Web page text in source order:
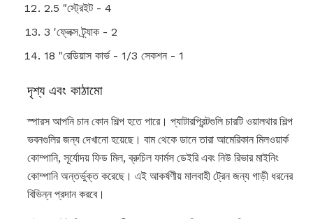
2.5 "স্ট্রেইট - 4
3 'ফ্লেক্স ট্র্যাক - 2
18 "রেডিয়াস কার্ভ - 1/3 সেকশন - 1
দৃশ্য এবং কাঠামো
স্পারস আপনি চান কোন শিল্প হতে পারে। প্যাটারপ্রিন্টগুলি চারটি ওয়ালথার শিল্প
ভবনগুলির জন্য দেখানো হয়েছে। বাম থেকে ডানে তারা আমেরিকান মিলওয়ার্ক
কোম্পানি, সূর্যোদয় ফিড মিল, ব্রুচিল ফার্মস ডেইরি এবং নিউ রিভার মাইনিং
কোম্পানি অন্তর্ভুক্ত করেছে। এই আকর্ষণীয় মালবাহী ট্রেন জন্য গাড়ী ধরনের
বিভিন্ন প্রদান করবে।